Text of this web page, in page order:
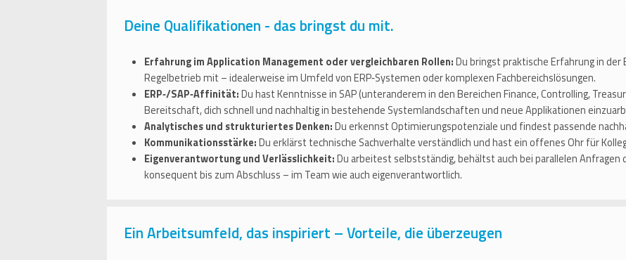
Deine Qualifikationen - das bringst du mit.
Erfahrung im Application Management oder vergleichbaren Rollen:Du bringst praktische Erfahrung in
Regelbetrieb mit – idealerweise im Umfeld von ERP‑Systemen oder komplexen Fachbereichslösungen.
ERP‑/SAP‑Affinität:Du hast Kenntnisse in SAP (unteranderem in den Bereichen Finance, Controlling,
Bereitschaft, dich schnell und nachhaltig in bestehende Systemlandschaften und neue Applikationen
Analytisches und strukturiertes Denken:Du erkennst Optimierungspotenziale und findest passende
Kommunikationsstärke:Du erklärst technische Sachverhalte verständlich und hast ein offenes Ohr für
Eigenverantwortung und Verlässlichkeit:Du arbeitest selbstständig, behältst auch bei parallelen Anfragen
konsequent bis zum Abschluss – im Team wie auch eigenverantwortlich.
Ein Arbeitsumfeld, das inspiriert – Vorteile, die überzeugen